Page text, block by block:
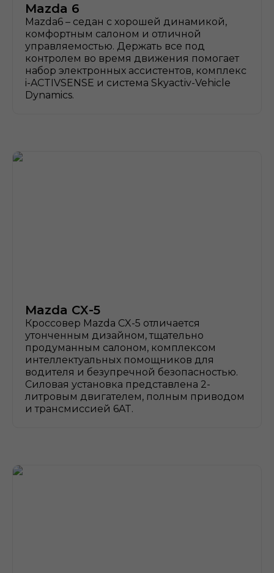
Mazda 6
Mazda6 – седан с хорошей динамикой,
комфортным салоном и отличной
управляемостью. Держать все под
контролем во время движения помогает
набор электронных ассистентов, комплекс
i-ACTIVSENSE и система Skyactiv-Vehicle
Dynamics.
Mazda CX-5
Кроссовер Mazda CX-5 отличается
утонченным дизайном, тщательно
продуманным салоном, комплексом
интеллектуальных помощников для
водителя и безупречной безопасностью.
Силовая установка представлена 2-
литровым двигателем, полным приводом
и трансмиссией 6AT.